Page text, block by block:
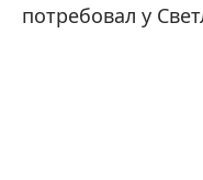
потребовал у